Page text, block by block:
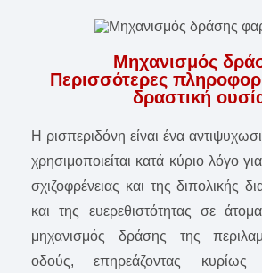
Μηχανισμός
Περισσότερες
δραστική
Η ρισπεριδόνη είναι ένα
χρησιμοποιείται κατά κύριο λόγο
σχιζοφρένειας και της διπολικής
και της ευερεθιστότητας σε
μηχανισμός δράσης της
οδούς, επηρεάζοντας